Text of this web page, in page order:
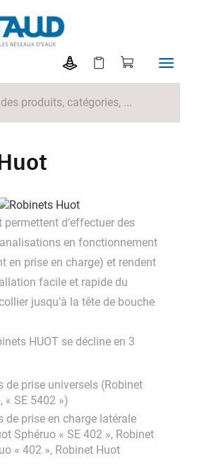
d’effectuer des
en fonctionnement
en prise en charge) et rendent
facile et rapide du
jusqu’à la tête de bouche
HUOT se décline en 3
de prise universels (Robinet
« SE 5402 »)
de prise en charge latérale
Sphéruo « SE 402 », Robinet
« 402 », Robinet Huot